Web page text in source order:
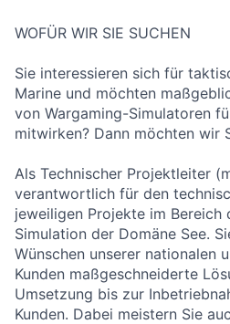
WOFÜR WIR SIE SUCHEN
Sie interessieren sich für
Marine und möchten
von Wargaming-Simulatoren
mitwirken? Dann möchten wir
Als Technischer Projektleiter
verantwortlich für den
jeweiligen Projekte im Bereich
Simulation der Domäne See.
Wünschen unserer nationalen
Kunden maßgeschneiderte
Umsetzung bis zur
Kunden. Dabei meistern Sie